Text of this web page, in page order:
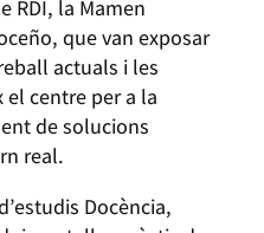
RDI, la Mamen
que van exposar
actuals i les
centre per a la
de solucions
real.
Docència,